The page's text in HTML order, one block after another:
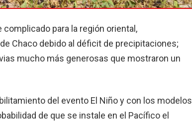
para la región oriental,
Chaco debido al déficit de precipitaciones;
mucho más generosas que mostraron un
del evento El Niño y con los modelos
de que se instale en el Pacífico el